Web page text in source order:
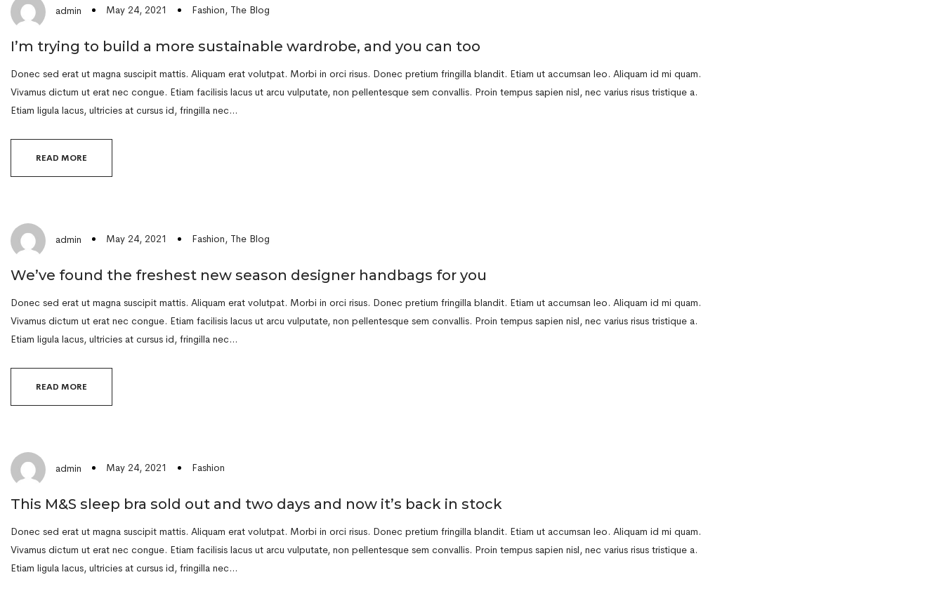
admin May 24, 2021 Fashion, The Blog
I’m trying to build a more sustainable wardrobe, and you can too
Donec sed erat ut magna suscipit mattis. Aliquam erat volutpat. Morbi in orci risus. Donec pretium fringilla blandit. Etiam ut accumsan leo. Aliquam id mi quam.
Vivamus dictum ut erat nec congue. Etiam facilisis lacus ut arcu vulputate, non pellentesque sem convallis. Proin tempus sapien nisl, nec varius risus tristique a.
Etiam ligula lacus, ultricies at cursus id, fringilla nec…
READ MORE
admin May 24, 2021 Fashion, The Blog
We’ve found the freshest new season designer handbags for you
Donec sed erat ut magna suscipit mattis. Aliquam erat volutpat. Morbi in orci risus. Donec pretium fringilla blandit. Etiam ut accumsan leo. Aliquam id mi quam.
Vivamus dictum ut erat nec congue. Etiam facilisis lacus ut arcu vulputate, non pellentesque sem convallis. Proin tempus sapien nisl, nec varius risus tristique a.
Etiam ligula lacus, ultricies at cursus id, fringilla nec…
READ MORE
admin May 24, 2021 Fashion
This M&S sleep bra sold out and two days and now it’s back in stock
Donec sed erat ut magna suscipit mattis. Aliquam erat volutpat. Morbi in orci risus. Donec pretium fringilla blandit. Etiam ut accumsan leo. Aliquam id mi quam.
Vivamus dictum ut erat nec congue. Etiam facilisis lacus ut arcu vulputate, non pellentesque sem convallis. Proin tempus sapien nisl, nec varius risus tristique a.
Etiam ligula lacus, ultricies at cursus id, fringilla nec…